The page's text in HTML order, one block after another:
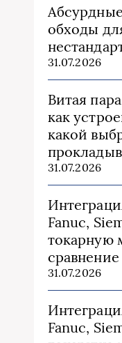
обходы
31.07.2026
Витая
как
какой
31.07.2026
Fanuc,
токарную
31.07.2026
Fanuc,